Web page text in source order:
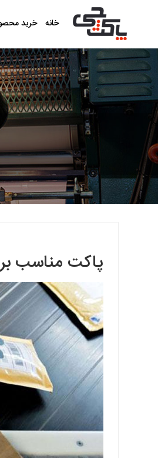
خانه خرید
پاکت‌ مناسب